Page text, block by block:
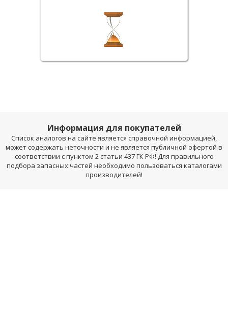
Информация для покупателей
Список аналогов на сайте является справочной информацией,
может содержать неточности и не является публичной офертой в
соответствии с пунктом 2 статьи 437 ГК РФ! Для правильного
подбора запасных частей необходимо пользоваться каталогами
производителей!